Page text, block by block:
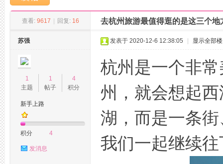
› ›
查看: 9617 回复: 16 去杭州旅游最值得逛的是这三个地
苏强
1
主题
1
帖子
4
积分
新手上路
积分 4
发消息
发表于 2020-12-6 12:38:05 显示全部
杭州是一个非
州，就会想起
湖，而是一条
我们一起继续